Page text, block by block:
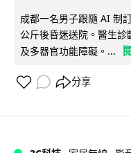
成都一名男子跟隨 AI 制
公斤後昏迷送院。醫生
及多器官功能障礙。...
分享